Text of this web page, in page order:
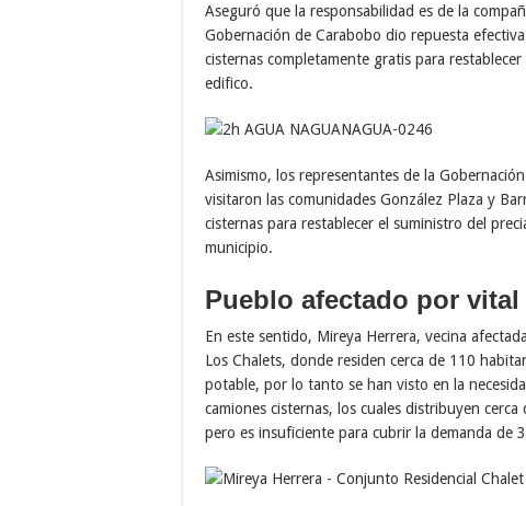
Aseguró que la responsabilidad es de la
Gobernación de Carabobo dio repuesta
cisternas completamente gratis para
edifico.
Asimismo, los representantes de la
visitaron las comunidades González Plaza y
cisternas para restablecer el suministro del
municipio.
Pueblo afectado por
En este sentido, Mireya Herrera, vecina
Los Chalets, donde residen cerca de 110
potable, por lo tanto se han visto en la
camiones cisternas, los cuales distribuyen
pero es insuficiente para cubrir la demanda de